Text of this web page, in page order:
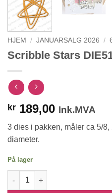
HJEM / JANUARSALG 2026 /
Scribble Stars
kr 189,00 Ink.MVA
3 dies i pakken, måler ca 5/
diameter.
På lager
Scribble Stars DIE512-V antall